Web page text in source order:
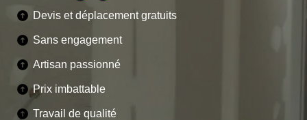
Devis et déplacement gratuits
Sans engagement
Artisan passionné
Prix imbattable
Travail de qualité